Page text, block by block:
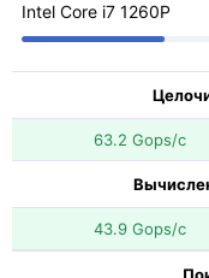
Intel Core i7 1260P
63.2 Gops/с
43.9 Gops/с